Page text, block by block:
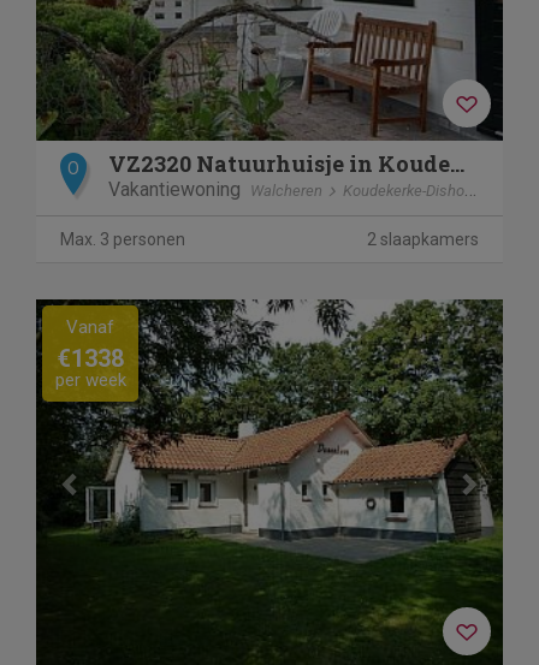
O VZ2320 Natuurhuisje in Koudekerke-Dishoek
Vakantiewoning Walcheren Koudekerke-Dishoek
Max. 3 personen 2 slaapkamers
Previous Next
Vanaf
€1338
per week